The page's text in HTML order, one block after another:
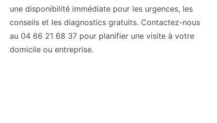
une disponibilité immédiate pour les urgences, les
conseils et les diagnostics gratuits. Contactez-nous
au 04 66 21 68 37 pour planifier une visite à votre
domicile ou entreprise.